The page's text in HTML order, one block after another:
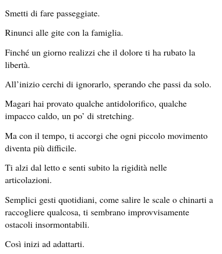
Smetti di fare passeggiate.
Rinunci alle gite con la famiglia.
Finché un giorno realizzi che il dolore ti ha rubato la
libertà.
All’inizio cerchi di ignorarlo, sperando che passi da solo.
Magari hai provato qualche antidolorifico, qualche
impacco caldo, un po’ di stretching.
Ma con il tempo, ti accorgi che ogni piccolo movimento
diventa più difficile.
Ti alzi dal letto e senti subito la rigidità nelle
articolazioni.
Semplici gesti quotidiani, come salire le scale o chinarti a
raccogliere qualcosa, ti sembrano improvvisamente
ostacoli insormontabili.
Così inizi ad adattarti.